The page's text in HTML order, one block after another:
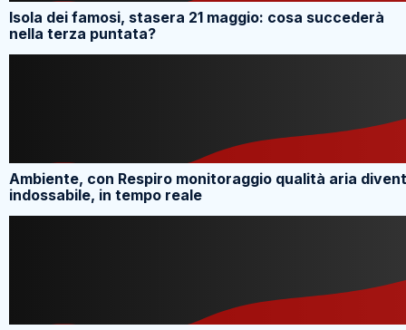
Isola dei famosi, stasera 21 maggio: cosa succederà
nella terza puntata?
Ambiente, con Respiro monitoraggio qualità aria
indossabile, in tempo reale